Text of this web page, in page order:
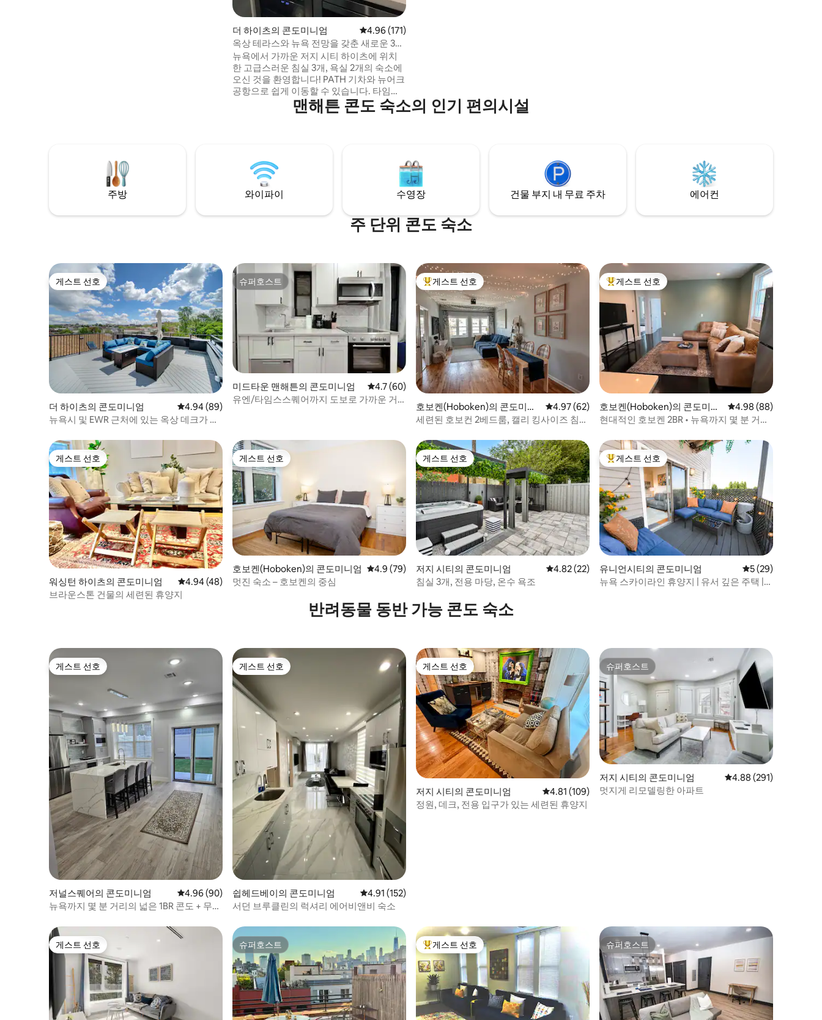
더 하이츠의 콘도미니엄 평점 4.96점(5점 만점), 후기 171개
4.96 (171)
옥상 테라스와 뉴욕 전망을 갖춘 새로운 3BR
콘도
뉴욕에서 가까운 저지 시티 하이츠에 위치
한 고급스러운 침실 3개, 욕실 2개의 숙소에
오신 것을 환영합니다! PATH 기차와 뉴어크
공항으로 쉽게 이동할 수 있습니다. 타임스
스퀘어, 자유의 여신상, 프리덤 타워 등 뉴욕
의 유명 명소를 방문해보세요. 숙소 주변의
외 게임, 3구 웨버 그릴이 있는 멋진 옥상 테
라스에서 여름 저녁에 완벽한 시간을 보내
맨해튼 콘도 숙소의 인기 편의시설
주방 와이파이 수영장 건물 부지 내 무료 주차 에어컨
주 단위 콘도 숙소
게스트 선호
게스트 선호
더 하이츠의 콘도미니엄 평점 4.94점(5점 만점), 후기 89개
4.94 (89)
뉴욕시 및 EWR 근처에 있는 옥상 데크가 있
슈퍼호스트
슈퍼호스트
미드타운 맨해튼의 콘도미니엄 평점 4.7점(5점 만점), 후기 60개
4.7 (60)
유엔/타임스스퀘어까지 도보로 가까운 거
상위 게스트 선호
게스트 선호
호보켄(Hoboken)의 콘도미니
엄
평점 4.97점(5점 만점), 후기 62개
4.97 (62)
세련된 호보컨 2베드룸, 캘리 킹사이즈 침
상위 게스트 선호
게스트 선호
호보켄(Hoboken)의 콘도미니
엄
평점 4.98점(5점 만점),
4.98 (88)
현대적인 호보켄 2BR • 뉴욕까지 몇 분 거리
게스트 선호
게스트 선호
워싱턴 하이츠의 콘도미니엄 평점 4.94점(5점 만점), 후기 48개
4.94 (48)
브라운스톤 건물의 세련된 휴양지
게스트 선호
게스트 선호
호보켄(Hoboken)의 콘도미니엄 평점 4.9점(5점 만점), 후기 79개
4.9 (79)
멋진 숙소 – 호보켄의 중심
게스트 선호
게스트 선호
저지 시티의 콘도미니엄 평점 4.82점(5점 만점), 후기 22개
4.82 (22)
침실 3개, 전용 마당, 온수 욕조
상위 게스트 선호
게스트 선호
유니언시티의 콘도미니엄 평점 5점(5점 만점
5 (29)
뉴욕 스카이라인 휴양지 | 유서 깊은 주택 |
반려동물 동반 가능 콘도 숙소
게스트 선호
게스트 선호
저널스퀘어의 콘도미니엄 평점 4.96점(5점 만점), 후기 90개
4.96 (90)
뉴욕까지 몇 분 거리의 넓은 1BR 콘도 + 무료
게스트 선호
게스트 선호
쉽헤드베이의 콘도미니엄 평점 4.91점(5점 만점), 후기 152개
4.91 (152)
서던 브루클린의 럭셔리 에어비앤비 숙소
게스트 선호
게스트 선호
저지 시티의 콘도미니엄 평점 4.81점(5점 만점), 후기 109개
4.81 (109)
정원, 데크, 전용 입구가 있는 세련된 휴양지
슈퍼호스트
슈퍼호스트
저지 시티의 콘도미니엄 평점 4.88점(5점 만점),
4.88 (291)
멋지게 리모델링한 아파트
게스트 선호
게스트 선호 슈퍼호스트
슈퍼호스트 상위 게스트 선호
게스트 선호 슈퍼호스트
슈퍼호스트